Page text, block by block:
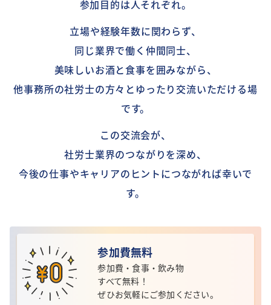
参加目的は人それぞれ。
立場や経験年数に関わらず、
同じ業界で働く仲間同士、
美味しいお酒と食事を囲みながら、
他事務所の社労士の方々とゆったり交流いただける場
です。
この交流会が、
社労士業界のつながりを深め、
今後の仕事やキャリアのヒントにつながれば幸いで
す。
参加費無料
参加費・食事・飲み物
すべて無料！
ぜひお気軽にご参加ください。